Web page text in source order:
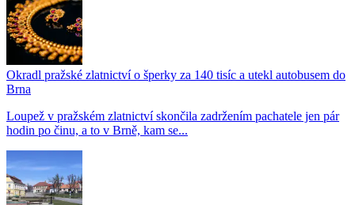
Okradl pražské zlatnictví o šperky za 140 tisíc a utekl autobusem do
Brna
Loupež v pražském zlatnictví skončila zadržením pachatele jen pár
hodin po činu, a to v Brně, kam se...